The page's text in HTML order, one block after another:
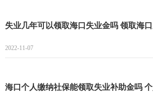
失业几年可以领取海口失业金吗 领取海
2022-11-07